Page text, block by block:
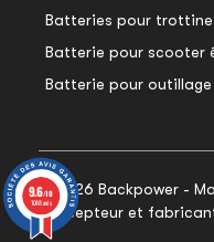
Batteries pour
Batterie pour scooter
Batterie pour
© 2026 Backpower -
concepteur et
9.6/10
1048 avis
9.6/10
1048 avis